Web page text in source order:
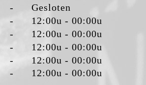
-
Gesloten
-
12:00u - 00:00u
-
12:00u - 00:00u
-
12:00u - 00:00u
-
12:00u - 00:00u
- 12:00u - 00:00u